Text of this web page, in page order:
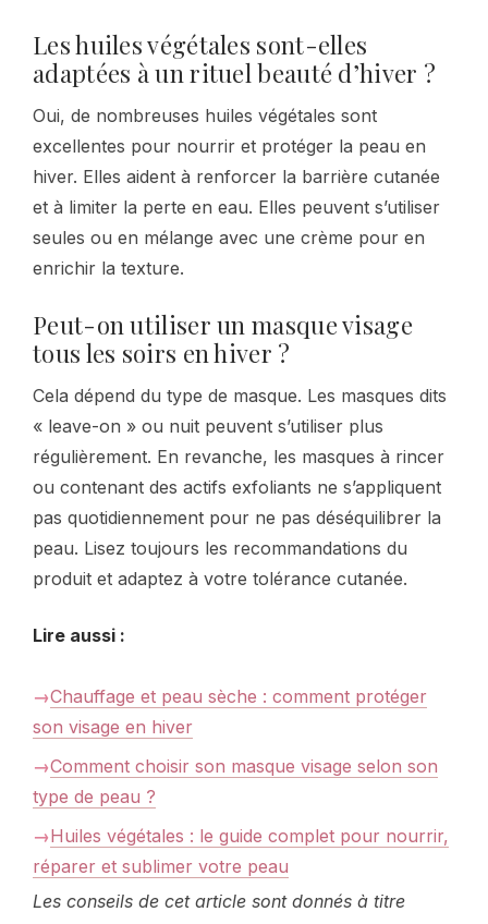
Les huiles végétales sont-elles
adaptées à un rituel beauté d’hiver ?
Oui, de nombreuses huiles végétales sont
excellentes pour nourrir et protéger la peau en
hiver. Elles aident à renforcer la barrière cutanée
et à limiter la perte en eau. Elles peuvent s’utiliser
seules ou en mélange avec une crème pour en
enrichir la texture.
Peut-on utiliser un masque visage
tous les soirs en hiver ?
Cela dépend du type de masque. Les masques dits
« leave-on » ou nuit peuvent s’utiliser plus
régulièrement. En revanche, les masques à rincer
ou contenant des actifs exfoliants ne s’appliquent
pas quotidiennement pour ne pas déséquilibrer la
peau. Lisez toujours les recommandations du
produit et adaptez à votre tolérance cutanée.
Lire aussi :
Chauffage et peau sèche : comment protéger
son visage en hiver
Comment choisir son masque visage selon son
type de peau ?
Huiles végétales : le guide complet pour nourrir,
réparer et sublimer votre peau
Les conseils de cet article sont donnés à titre